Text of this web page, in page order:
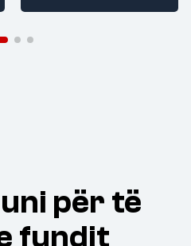
për të
fundit